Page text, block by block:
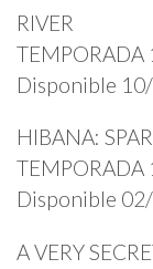
RIVER
TEMPORADA
Disponible
HIBANA:
TEMPORADA
Disponible
A VERY